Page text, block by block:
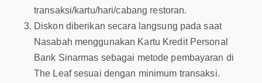
transaksi/kartu/hari/cabang restoran.
Diskon diberikan secara langsung pada saat
Nasabah menggunakan Kartu Kredit Personal
Bank Sinarmas sebagai metode pembayaran di
The Leaf sesuai dengan minimum transaksi.